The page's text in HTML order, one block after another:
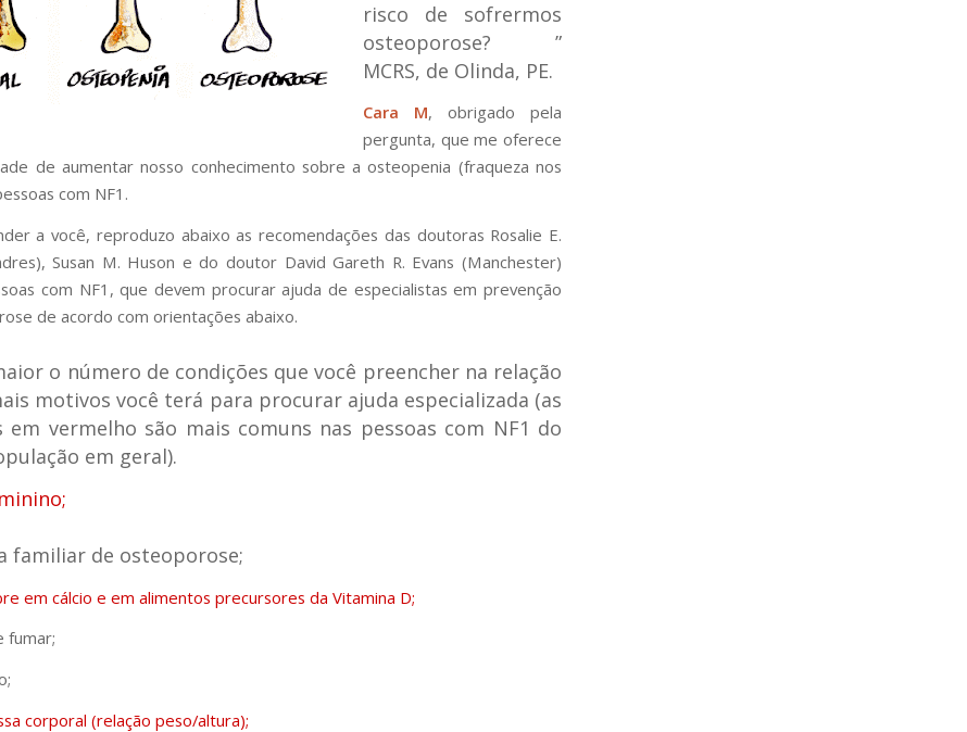
risco de sofrermos
osteoporose? ”
MCRS, de Olinda, PE.
Cara M, obrigado pela
pergunta, que me oferece
de aumentar nosso conhecimento sobre a osteopenia (fraqueza nos
com NF1.
a você, reproduzo abaixo as recomendações das doutoras Rosalie E.
Susan M. Huson e do doutor David Gareth R. Evans (Manchester)
com NF1, que devem procurar ajuda de especialistas em prevenção
de acordo com orientações abaixo.
o número de condições que você preencher na relação
motivos você terá para procurar ajuda especializada (as
em vermelho são mais comuns nas pessoas com NF1 do
em geral).
familiar de osteoporose;
em cálcio e em alimentos precursores da Vitamina D;
fumar;
corporal (relação peso/altura);